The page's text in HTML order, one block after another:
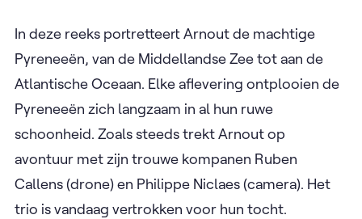
In deze reeks portretteert Arnout de machtige
Pyreneeën, van de Middellandse Zee tot aan de
Atlantische Oceaan. Elke aflevering ontplooien de
Pyreneeën zich langzaam in al hun ruwe
schoonheid. Zoals steeds trekt Arnout op
avontuur met zijn trouwe kompanen Ruben
Callens (drone) en Philippe Niclaes (camera). Het
trio is vandaag vertrokken voor hun tocht.